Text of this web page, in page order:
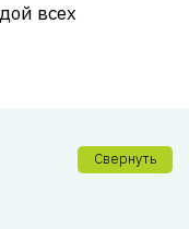
всех
Свернуть